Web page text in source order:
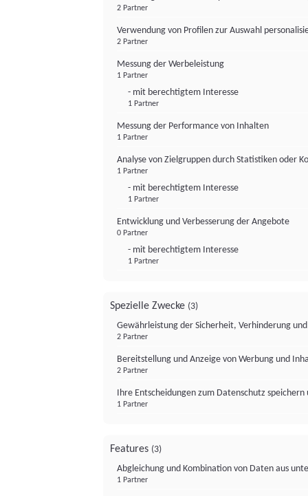
2 Partner
Verwendung von Profilen zur Auswahl
2 Partner
Messung der Werbeleistung
1 Partner
- mit berechtigtem Interesse
1 Partner
Messung der Performance von Inhalten
1 Partner
Analyse von Zielgruppen durch Statistiken oder
1 Partner
- mit berechtigtem Interesse
1 Partner
Entwicklung und Verbesserung der Angebote
0 Partner
- mit berechtigtem Interesse
1 Partner
Spezielle Zwecke (3)
Gewährleistung der Sicherheit, Verhinderung
2 Partner
Bereitstellung und Anzeige von Werbung und
2 Partner
Ihre Entscheidungen zum Datenschutz
1 Partner
Features (3)
Abgleichung und Kombination von Daten aus
1 Partner